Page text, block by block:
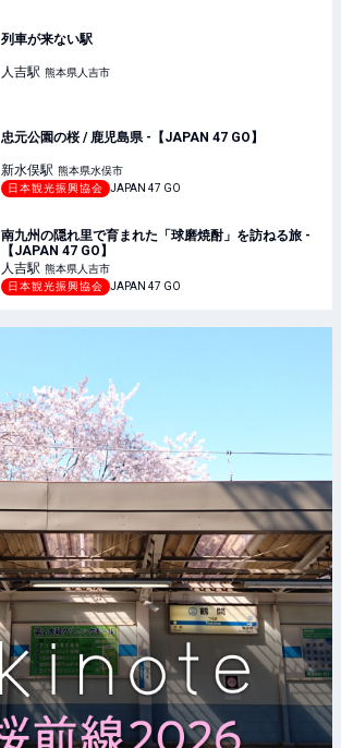
列車が来ない駅
人吉駅 熊本県人吉市
忠元公園の桜 / 鹿児島県 -【JAPAN 47 GO】
新水俣駅 熊本県水俣市
日本観光振興協会
JAPAN 47 GO
南九州の隠れ里で育まれた「球磨焼酎」を訪ねる旅 -
【JAPAN 47 GO】
人吉駅 熊本県人吉市
日本観光振興協会
JAPAN 47 GO